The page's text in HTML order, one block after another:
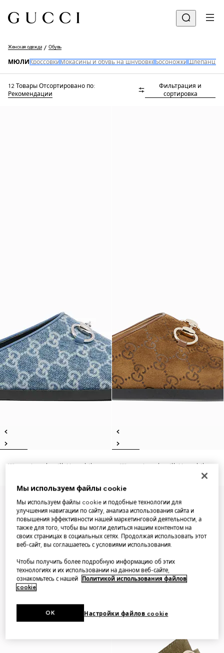
Женская одежда Обувь
МЮЛИ Кроссовки Мокасины и обувь на шнуровке Босоножки Шлепанцы
12 Товары Отсортировано по:
Рекомендации
Фильтрация и
сортировка
Women's mule with Horsebit Women's mule with Horsebit
Мы используем файлы cookie
Мы используем файлы cookie и подобные технологии для
улучшения навигации по сайту, анализа использования сайта и
повышения эффективности нашей маркетинговой деятельности, а
также для того, чтобы вы могли делиться нашим контентом на
своих страницах в социальных сетях. Продолжая использовать этот
веб-сайт, вы соглашаетесь с условиями использования.
Чтобы получить более подробную информацию об этих
технологиях и их использовании на данном веб-сайте,
ознакомьтесь с нашей
Политикой использования файлов
cookie.
Настройки файлов cookie
OK